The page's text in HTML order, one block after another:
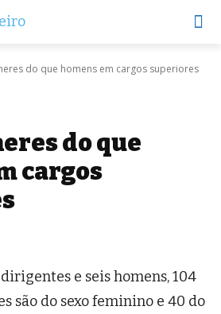
do que homens em cargos superiores
do que
cargos
e seis homens, 104
são do sexo feminino e 40 do